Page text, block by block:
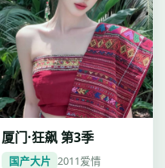
厦门·狂飙 第3季
国产大片 2011爱情